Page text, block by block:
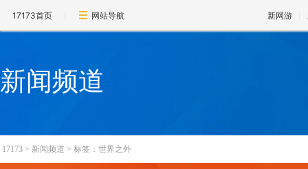
17173首页 网站导航 新网游
新闻频道
17173 > 新闻频道 > 标签：世界之外